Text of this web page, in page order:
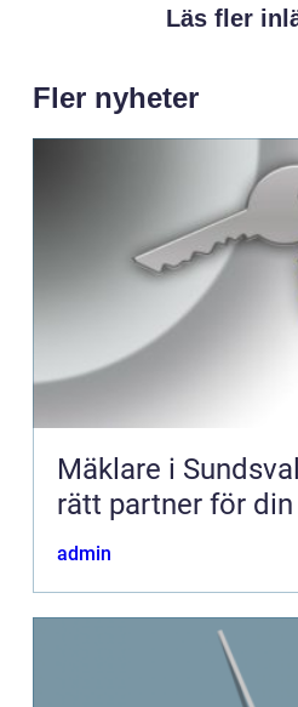
Läs fler
Fler nyheter
Mäklare i
rätt partner för
admin